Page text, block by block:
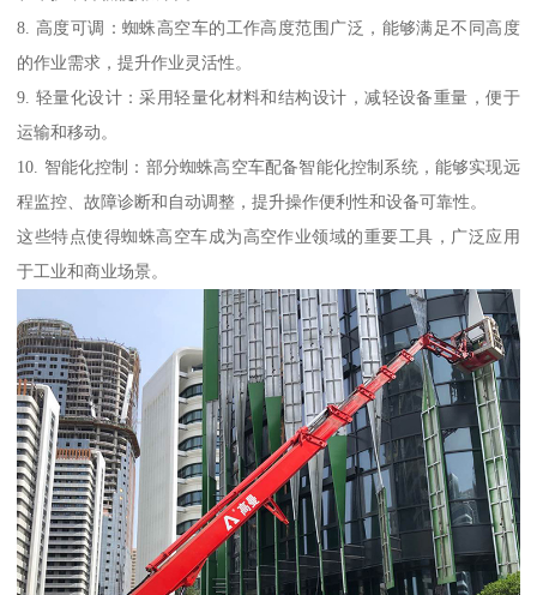
8. 高度可调：蜘蛛高空车的工作高度范围广泛，能够满足不同高度
的作业需求，提升作业灵活性。
9. 轻量化设计：采用轻量化材料和结构设计，减轻设备重量，便于
运输和移动。
10. 智能化控制：部分蜘蛛高空车配备智能化控制系统，能够实现远
程监控、故障诊断和自动调整，提升操作便利性和设备可靠性。
这些特点使得蜘蛛高空车成为高空作业领域的重要工具，广泛应用
于工业和商业场景。